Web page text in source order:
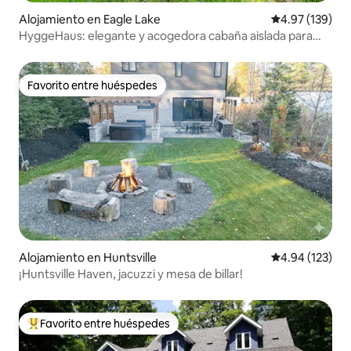
Alojamiento en Eagle Lake Calificación
4.97 (139)
HyggeHaus: elegante y acogedora cabaña aislada para
Favorito entre huéspedes
Favorito entre huéspedes
Alojamiento en Huntsville Calificación
4.94 (123)
¡Huntsville Haven, jacuzzi y mesa de billar!
Favorito entre huéspedes preferido
Favorito entre huéspedes